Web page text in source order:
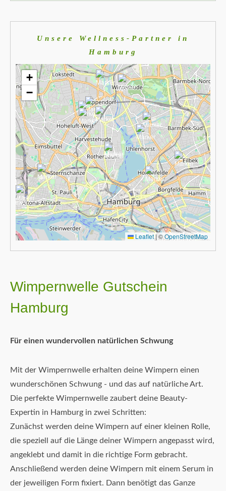
Unsere Wellness-Partner in
Hamburg
+
−
Leaflet| ©OpenStreetMap
Wimpernwelle Gutschein
Hamburg
Für einen wundervollen natürlichen Schwung
Mit der Wimpernwelle erhalten deine Wimpern einen
wunderschönen Schwung - und das auf natürliche Art.
Die perfekte Wimpernwelle zaubert deine Beauty-
Expertin in Hamburg in zwei Schritten:
Zunächst werden deine Wimpern auf einer kleinen Rolle,
die speziell auf die Länge deiner Wimpern angepasst wird,
angeklebt und damit in die richtige Form gebracht.
Anschließend werden deine Wimpern mit einem Serum in
der jeweiligen Form fixiert. Dann benötigt das Ganze